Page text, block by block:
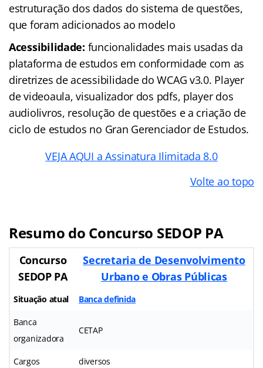
estruturação dos dados do sistema de questões,
que foram adicionados ao modelo
Acessibilidade: funcionalidades mais usadas da
plataforma de estudos em conformidade com as
diretrizes de acessibilidade do WCAG v3.0. Player
de videoaula, visualizador dos pdfs, player dos
audiolivros, resolução de questões e a criação de
ciclo de estudos no Gran Gerenciador de Estudos.
VEJA AQUI a Assinatura Ilimitada 8.0
Volte ao topo
Resumo do Concurso SEDOP PA
Concurso
SEDOP PA
Secretaria de Desenvolvimento
Urbano e Obras Públicas
Situação atual Banca definida
Banca
organizadora
CETAP
Cargos diversos